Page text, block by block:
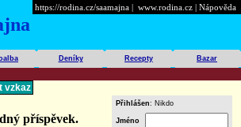
https://rodina.cz/saamajna | www.rodina.cz | Nápověda
Deníky Recepty Bazar
příspěvek.
Přihlášen: Nikdo
Jméno